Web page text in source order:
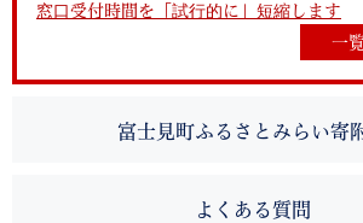
窓口受付時間を「試行的に」短縮します
一
富士見町ふるさとみらい寄
よくある質問